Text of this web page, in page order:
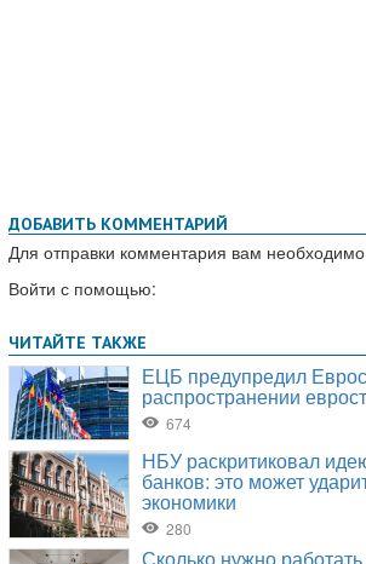
ДОБАВИТЬ КОММЕНТАРИЙ
Для отправки комментария вам необходимо
Войти с помощью: